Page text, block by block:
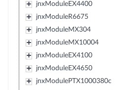
jnxModuleEX4400
jnxModuleR6675
jnxModuleMX304
jnxModuleMX10004
jnxModuleEX4100
jnxModuleEX4650
jnxModulePTX1000380c